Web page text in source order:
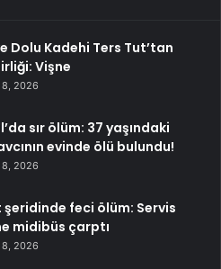
Dolu Kadehi Ters Tut’tan
Vişne
2026
sır ölüm: 37 yaşındaki
evinde ölü bulundu!
2026
şeridinde feci ölüm: Servis
midibüs çarptı
2026